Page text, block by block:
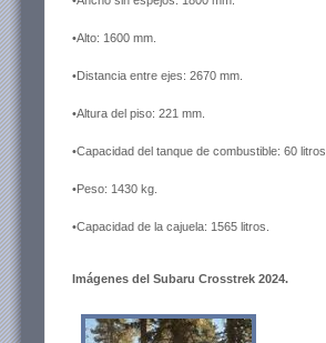
•Alto: 1600 mm.
•Distancia entre ejes: 2670 mm.
•Altura del piso: 221 mm.
•Capacidad del tanque de combustible: 60 litros.
•Peso: 1430 kg.
•Capacidad de la cajuela: 1565 litros.
Imágenes del Subaru Crosstrek 2024.